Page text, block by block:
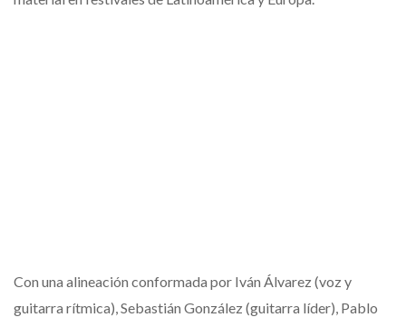
Con una alineación conformada por Iván Álvarez (voz y
guitarra rítmica), Sebastián González (guitarra líder), Pablo